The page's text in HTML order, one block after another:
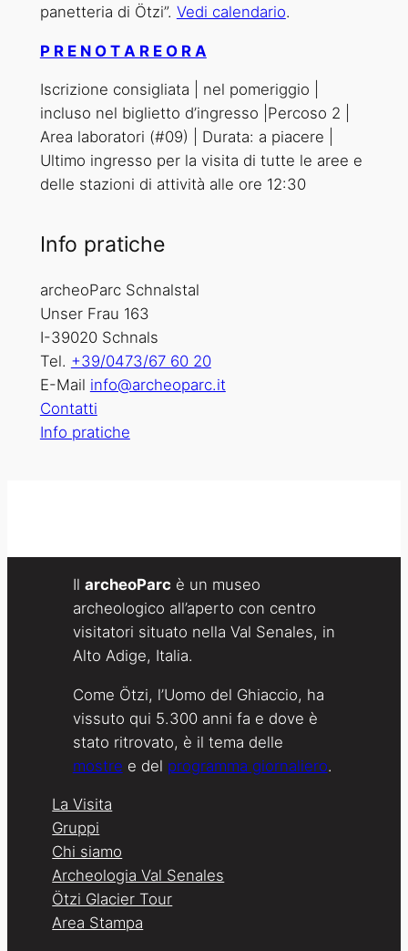
panetteria di Ötzi”. Vedi calendario.
P R E N O T A R E O R A
Iscrizione consigliata | nel pomeriggio |
incluso nel biglietto d’ingresso |Percoso 2 |
Area laboratori (#09) | Durata: a piacere |
Ultimo ingresso per la visita di tutte le aree e
delle stazioni di attività alle ore 12:30
Info pratiche
archeoParc Schnalstal
Unser Frau 163
I-39020 Schnals
Tel. +39/0473/67 60 20
E-Mail info@archeoparc.it
Contatti
Info pratiche
Il archeoParc è un museo
archeologico all’aperto con centro
visitatori situato nella Val Senales, in
Alto Adige, Italia.
Come Ötzi, l’Uomo del Ghiaccio, ha
vissuto qui 5.300 anni fa e dove è
stato ritrovato, è il tema delle
mostre e del programma giornaliero.
La Visita
Gruppi
Chi siamo
Archeologia Val Senales
Ötzi Glacier Tour
Area Stampa